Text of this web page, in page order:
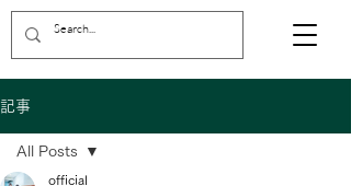
記事
All Posts
official